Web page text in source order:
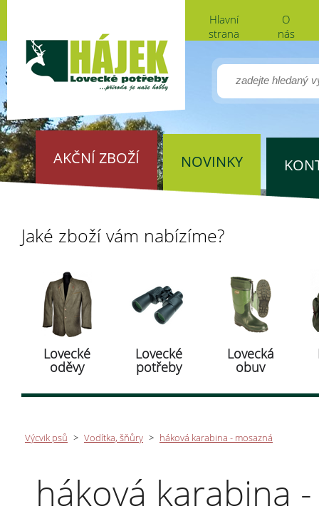
Hlavní
strana
O
nás
AKČNÍ ZBOŽÍ NOVINKY
Jaké zboží vám nabízíme?
Lovecké
oděvy
Lovecké
potřeby
Lovecká
obuv
Výcvik psů > Vodítka, šňůry > háková karabina - mosazná
háková karabina